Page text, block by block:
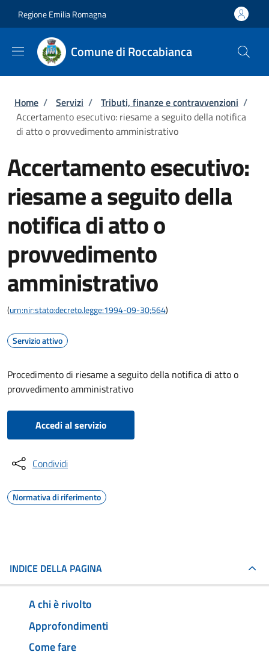
Regione Emilia Romagna
Comune di Roccabianca
Briciole di pane
Home / Servizi / Tributi, finanze e contravvenzioni /
Accertamento esecutivo: riesame a seguito della notifica
di atto o provvedimento amministrativo
Accertamento esecutivo:
riesame a seguito della
notifica di atto o
provvedimento
amministrativo
(urn:nir:stato:decreto.legge:1994-09-30;564)
Servizio attivo
Procedimento di riesame a seguito della notifica di atto o
provvedimento amministrativo
Accedi al servizio
Condividi
Normativa di riferimento
INDICE DELLA PAGINA
A chi è rivolto
Approfondimenti
Come fare